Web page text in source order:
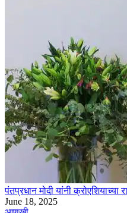
पंतप्रधान मोदी यांनी क्रोएशियाच्या
June 18, 2025